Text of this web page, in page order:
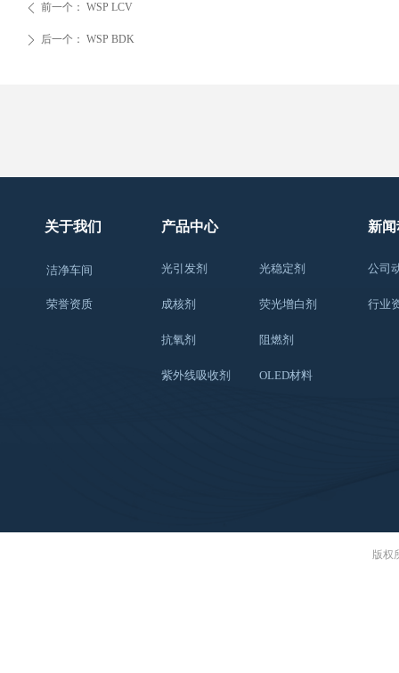
ꄴ 前一个： WSP LCV
ꄲ 后一个： WSP BDK
关于我们
洁净车间
荣誉资质
产品中心
光引发剂
成核剂
抗氧剂
紫外线吸收剂
光稳定剂
荧光增白剂
阻燃剂
OLED材料
新
公司
行业
版权